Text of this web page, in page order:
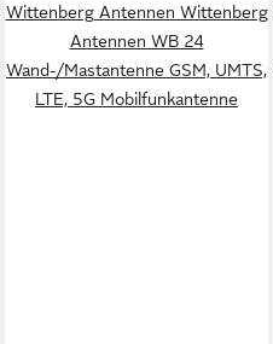
Wittenberg Antennen Wittenberg
Antennen WB 24
Wand-/Mastantenne GSM, UMTS,
LTE, 5G Mobilfunkantenne